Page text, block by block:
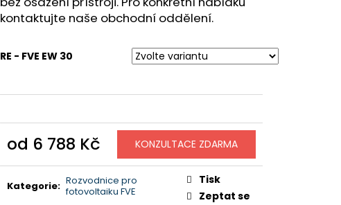
kontaktujte naše obchodní oddělení.
RE - FVE EW 30
od 6 788 Kč
cena:
KONZULTACE ZDARMA
Kategorie: Rozvodnice pro
fotovoltaiku FVE
Tisk
Zeptat se